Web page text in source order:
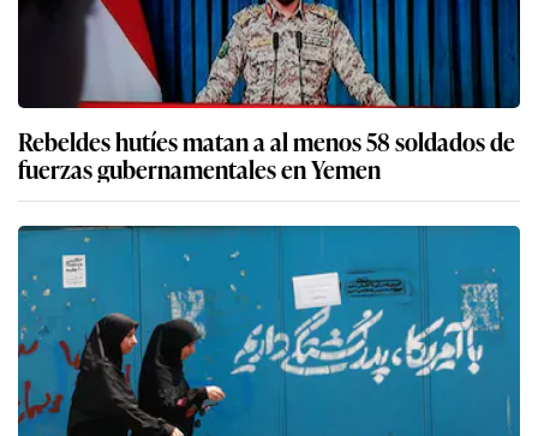
Rebeldes hutíes matan a al menos 58 soldados de
fuerzas gubernamentales en Yemen